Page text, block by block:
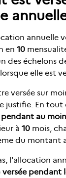
annuelle
en 10
des échelons
elle est
versée sur
justifie. En tout
pendant au
à 10 mois,
du montant
l'allocation
versée pendant